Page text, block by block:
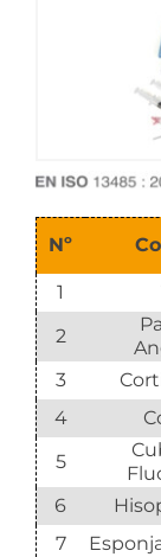
Nº
1
2
3
4
5
6
7